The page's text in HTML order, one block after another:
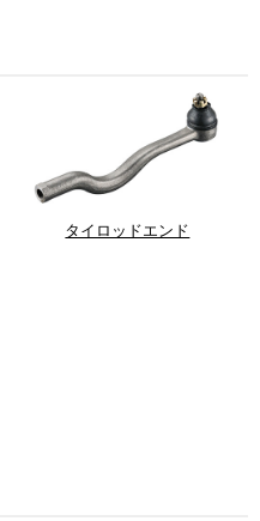
タイロッドエンド